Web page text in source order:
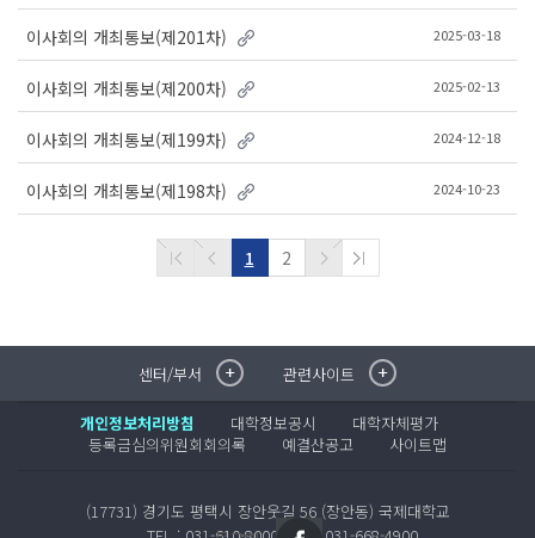
이사회의 개최통보(제201차) 2025-03-18
이사회의 개최통보(제200차) 2025-02-13
이사회의 개최통보(제199차) 2024-12-18
이사회의 개최통보(제198차) 2024-10-23
1 2
센터/부서취·창업지원센터
국제대학교 입학안내
학술정보원
학생생활관
산학협력단
관련사이트이메일무단수집거부
무선인터넷이용안내
포탈사이트
증명발급사이트
개인정보처리방침 대학정보공시
대학자체평가
등록금심의위원회회의록
예결산공고 사이트맵
(17731) 경기도 평택시 장안웃길 56 (장안동) 국제대학교